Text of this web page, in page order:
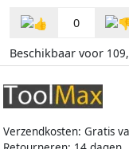
0
Beschikbaar voor
Verzendkosten: Gratis